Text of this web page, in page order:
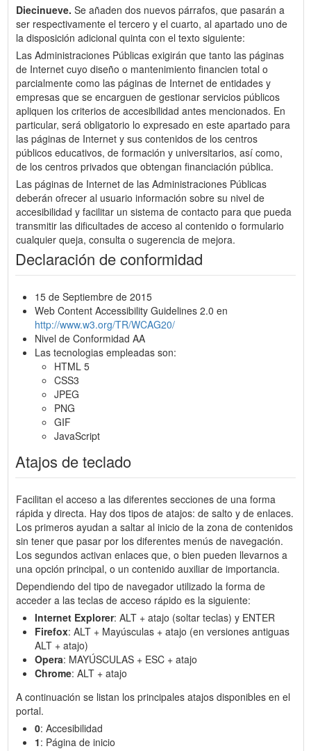
Diecinueve. Se añaden dos nuevos párrafos, que pasarán a
ser respectivamente el tercero y el cuarto, al apartado uno de
la disposición adicional quinta con el texto siguiente:
Las Administraciones Públicas exigirán que tanto las páginas
de Internet cuyo diseño o mantenimiento financien total o
parcialmente como las páginas de Internet de entidades y
empresas que se encarguen de gestionar servicios públicos
apliquen los criterios de accesibilidad antes mencionados. En
particular, será obligatorio lo expresado en este apartado para
las páginas de Internet y sus contenidos de los centros
públicos educativos, de formación y universitarios, así como,
de los centros privados que obtengan financiación pública.
Las páginas de Internet de las Administraciones Públicas
deberán ofrecer al usuario información sobre su nivel de
accesibilidad y facilitar un sistema de contacto para que pueda
transmitir las dificultades de acceso al contenido o formulario
cualquier queja, consulta o sugerencia de mejora.
Declaración de conformidad
15 de Septiembre de 2015
Web Content Accessibility Guidelines 2.0 en
http://www.w3.org/TR/WCAG20/
Nivel de Conformidad AA
Las tecnologias empleadas son:
HTML 5
CSS3
JPEG
PNG
GIF
JavaScript
Atajos de teclado
Facilitan el acceso a las diferentes secciones de una forma
rápida y directa. Hay dos tipos de atajos: de salto y de enlaces.
Los primeros ayudan a saltar al inicio de la zona de contenidos
sin tener que pasar por los diferentes menús de navegación.
Los segundos activan enlaces que, o bien pueden llevarnos a
una opción principal, o un contenido auxiliar de importancia.
Dependiendo del tipo de navegador utilizado la forma de
acceder a las teclas de acceso rápido es la siguiente:
Internet Explorer: ALT + atajo (soltar teclas) y ENTER
Firefox: ALT + Mayúsculas + atajo (en versiones antiguas
ALT + atajo)
Opera: MAYÚSCULAS + ESC + atajo
Chrome: ALT + atajo
A continuación se listan los principales atajos disponibles en el
portal.
0: Accesibilidad
1: Página de inicio